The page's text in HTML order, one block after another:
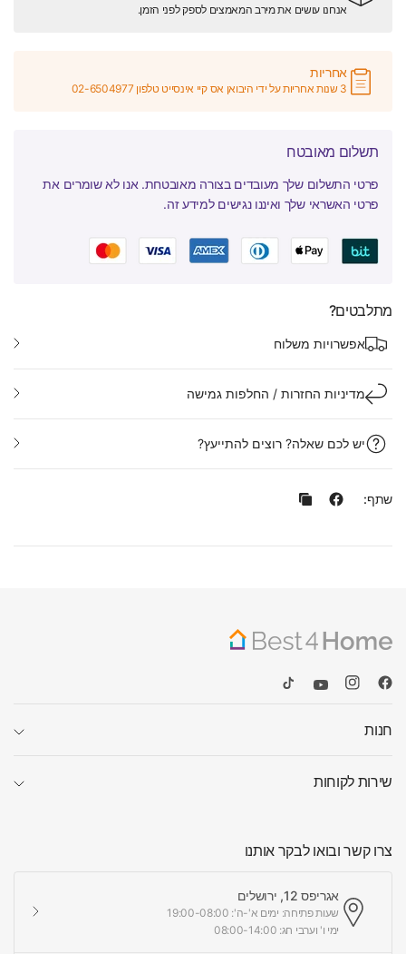
אנחנו עושים את מירב המאמצים לספק לפני הזמן.
אחריות
3 שנות אחריות על ידי היבואן אס קיי אינסייט טלפון 02-6504977
תשלום מאובטח
פרטי התשלום שלך מעובדים בצורה מאובטחת. אנו לא שומרים את
פרטי האשראי שלך ואיננו נגישים למידע זה.
מתלבטים?
אפשרויות משלוח
מדיניות החזרות / החלפות גמישה
יש לכם שאלה? רוצים להתייעץ?
שתף:
חנות
שירות לקוחות
צרו קשר ובואו לבקר אותנו
אגריפס 12, ירושלים
שעות פתיחה: ימים א'-ה': 19:00-08:00
ימי ו' וערבי חג: 08:00-14:00